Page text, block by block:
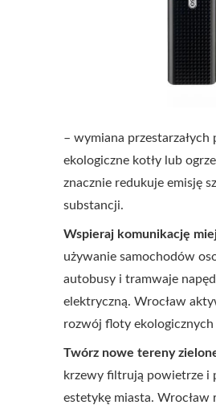
– wymiana przestarzałych
ekologiczne kotły lub
znacznie redukuje emisję
substancji.
Wspieraj komunikację
używanie samochodów
autobusy i tramwaje
elektryczną. Wrocław
rozwój floty ekologicznych
Twórz nowe tereny
krzewy filtrują powietrze i
estetykę miasta. Wrocław